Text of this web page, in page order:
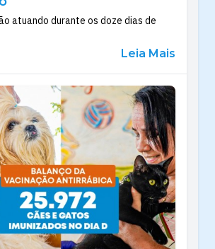
atuando durante os doze dias de
Leia Mais